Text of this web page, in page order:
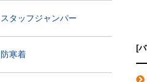
スタッフジャンパー
防寒着
[